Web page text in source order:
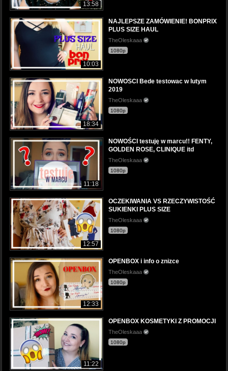
13:58
10:03
NAJLEPSZE ZAMÓWIENIE! BONPRIX
PLUS SIZE HAUL
TheOleskaaa
1080p
18:34
NOWOSCI Bede testowac w lutym
2019
TheOleskaaa
1080p
11:18
NOWOŚCI testuję w marcu!! FENTY,
GOLDEN ROSE, CLINIQUE itd
TheOleskaaa
1080p
12:57
OCZEKIWANIA VS RZECZYWISTOŚĆ
SUKIENKI PLUS SIZE
TheOleskaaa
1080p
12:33
OPENBOX i info o znizce
TheOleskaaa
1080p
11:22
OPENBOX KOSMETYKI Z PROMOCJI
TheOleskaaa
1080p